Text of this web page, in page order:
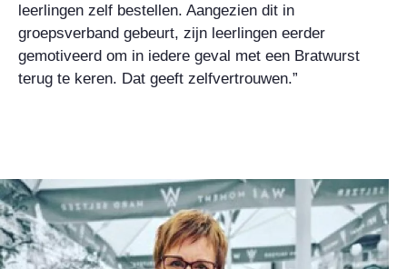
leerlingen zelf bestellen. Aangezien dit in
groepsverband gebeurt, zijn leerlingen eerder
gemotiveerd om in iedere geval met een Bratwurst
terug te keren. Dat geeft zelfvertrouwen.”